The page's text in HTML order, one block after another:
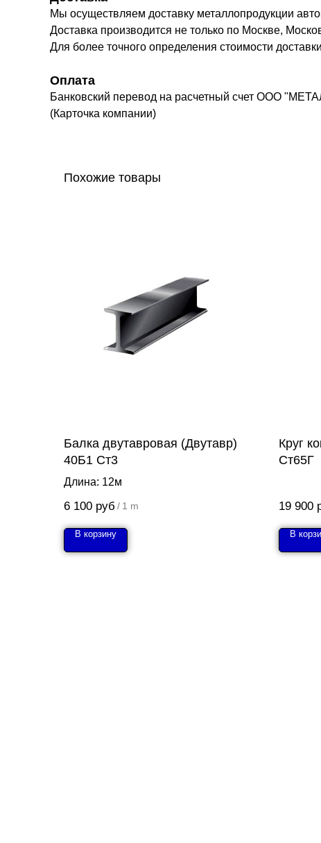
Мы осуществляем доставку металлопродукции
Доставка производится не только по Москве,
Для более точного определения стоимости
Оплата
Банковский перевод на расчетный счет ООО
(Карточка компании)
Похожие товары
Балка двутавровая (Двутавр)
40Б1 Ст3
Длина: 12м
6 100 руб / 1 m
В корзину
Круг
Ст65Г
19 900
В